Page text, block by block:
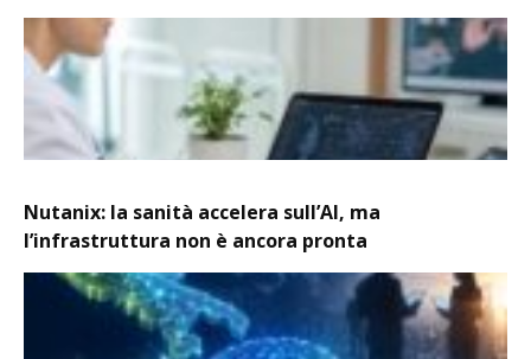
Nutanix: la sanità accelera sull’AI, ma
l’infrastruttura non è ancora pronta